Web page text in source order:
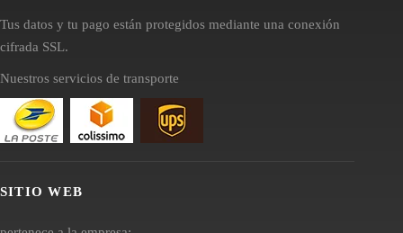
Tus datos y tu pago están protegidos mediante una conexión
cifrada SSL.
Nuestros servicios de transporte
SITIO WEB